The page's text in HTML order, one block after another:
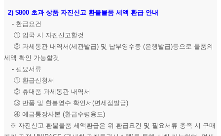
2) $800 초과 상품 자진신고 환불물품 세액 환급 안내
- 환급요건
① 입국 시 자진신고할것
② 과세통관 내역서(세관발급) 및 납부영수증 (은행발급)등으로 물품의
세액 확인 가능할것
- 필요서류
① 환급신청서
② 휴대품 과세통관 내역서
③ 반품 및 환불영수 확인서(면세점발급)
④ 예금통장사본 (환급수령용도)
※ 자진신고 환불물품 세액환급은 위 환급요건 및 필요서류 충족 시 구매